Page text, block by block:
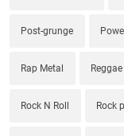
Post-grunge
Rap Metal Reggae
Rock N Roll Rock